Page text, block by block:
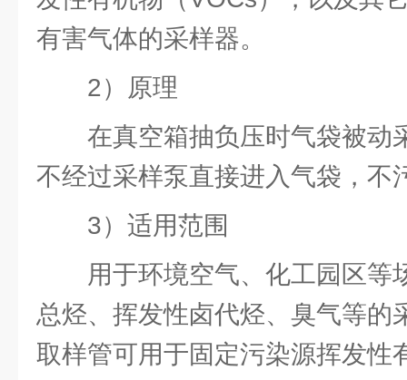
有害气体的采样器。
2）原理
在真空箱抽负压时气袋被动
不经过采样泵直接进入气袋，不
3）适用范围
用于环境空⽓、化⼯园区等
总烃、挥发性卤代烃、臭⽓等的
取样管可⽤于固定污染源挥发性